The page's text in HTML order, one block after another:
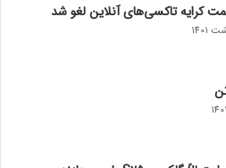
کرایه تاکسی‌های آنلاین لغو شد